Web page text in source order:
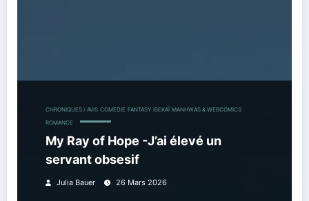
CHRONIQUES / AVIS COMEDIE FANTASY ISEKAÏ MANHWAS & WEBCOMICS
ROMANCE
My Ray of Hope -J’ai élevé un
servant obsesif
Julia Bauer 26 Mars 2026